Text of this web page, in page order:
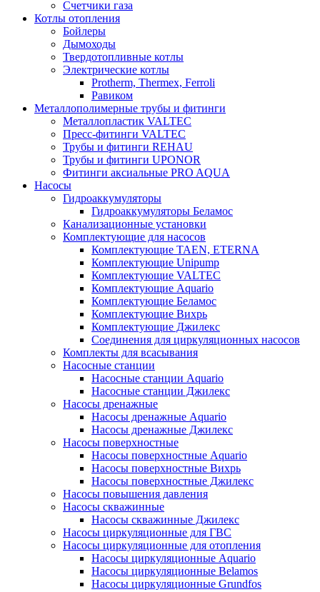
Счетчики газа
Котлы отопления
Бойлеры
Дымоходы
Твердотопливные котлы
Электрические котлы
Protherm, Thermex, Ferroli
Равиком
Металлополимерные трубы и фитинги
Металлопластик VALTEC
Пресс-фитинги VALTEC
Трубы и фитинги REHAU
Трубы и фитинги UРONOR
Фитинги аксиальные PRO AQUA
Насосы
Гидроаккумуляторы
Гидроаккумуляторы Беламос
Канализационные установки
Комплектующие для насосов
Комплектующие TAEN, ETERNA
Комплектующие Unipump
Комплектующие VALTEC
Комплектующие Аquario
Комплектующие Беламос
Комплектующие Вихрь
Комплектующие Джилекс
Соединения для циркуляционных насосов
Комплекты для всасывания
Насосные станции
Насосные станции Аquario
Насосные станции Джилекс
Насосы дренажные
Насосы дренажные Аquario
Насосы дренажные Джилекс
Насосы поверхностные
Насосы поверхностные Аquario
Насосы поверхностные Вихрь
Насосы поверхностные Джилекс
Насосы повышения давления
Насосы скважинные
Насосы скважинные Джилекс
Насосы циркуляционные для ГВС
Насосы циркуляционные для отопления
Насосы циркуляционные Aquario
Насосы циркуляционные Belamos
Насосы циркуляционные Grundfos